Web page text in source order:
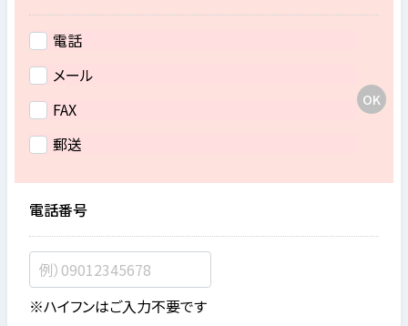
電話
メール
FAX
郵送
電話番号
※ハイフンはご入力不要です